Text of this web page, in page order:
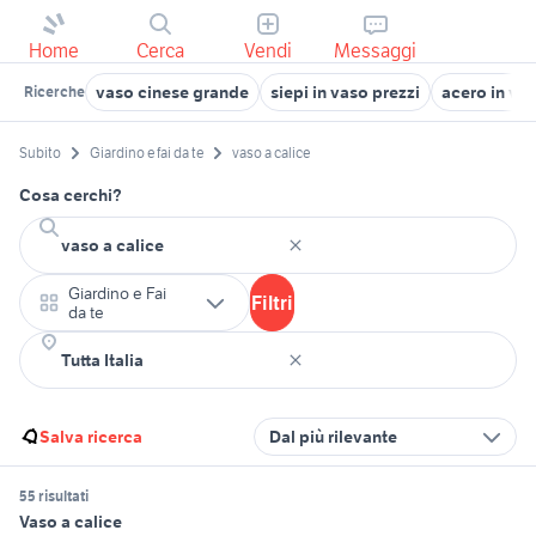
Home Cerca Vendi Messaggi
Ricerche vaso cinese grande siepi in vaso prezzi acero in
Subito Giardino e fai da te vaso a calice
Cosa cerchi?
Giardino e Fai
da te
Filtri
Salva ricerca Dal più rilevante
55 risultati
Vaso a calice